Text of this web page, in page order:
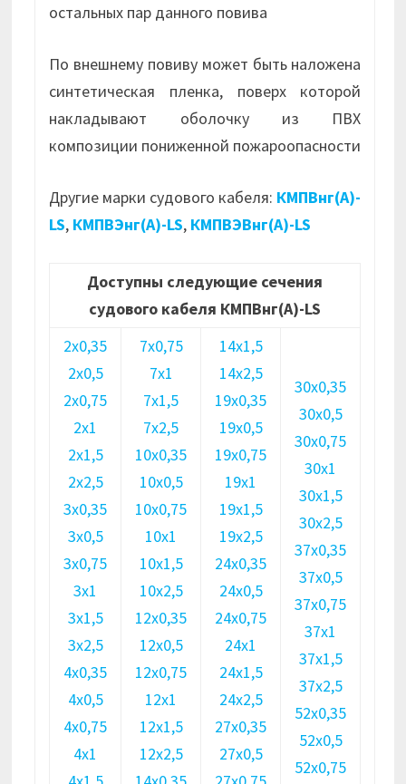
остальных пар данного повива
По внешнему повиву может быть наложена
синтетическая пленка, поверх которой
накладывают оболочку из ПВХ
композиции пониженной пожароопасности
Другие марки судового кабеля: КМПВнг(А)-
LS, КМПВЭнг(А)-LS, КМПВЭВнг(А)-LS
Доступны следующие сечения
судового кабеля КМПВнг(А)-LS
2х0,35
2х0,5
2х0,75
2х1
2х1,5
2х2,5
3х0,35
3х0,5
3х0,75
3х1
3х1,5
3х2,5
4х0,35
4х0,5
4х0,75
4х1
7х0,75
7х1
7х1,5
7х2,5
10х0,35
10х0,5
10х0,75
10х1
10х1,5
10х2,5
12х0,35
12х0,5
12х0,75
12х1
12х1,5
12х2,5
14х1,5
14х2,5
19х0,35
19х0,5
19х0,75
19х1
19х1,5
19х2,5
24х0,35
24х0,5
24х0,75
24х1
24х1,5
24х2,5
27х0,35
27х0,5
30х0,35
30х0,5
30х0,75
30х1
30х1,5
30х2,5
37х0,35
37х0,5
37х0,75
37х1
37х1,5
37х2,5
52х0,35
52х0,5
52х0,75